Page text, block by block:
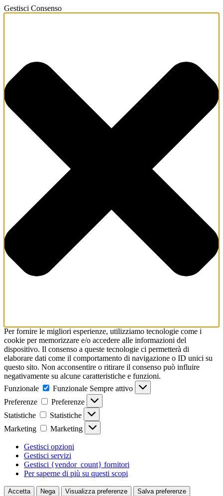
Gestisci Consenso
Per fornire le migliori esperienze, utilizziamo tecnologie come i
cookie per memorizzare e/o accedere alle informazioni del
dispositivo. Il consenso a queste tecnologie ci permetterà di
elaborare dati come il comportamento di navigazione o ID unici su
questo sito. Non acconsentire o ritirare il consenso può influire
negativamente su alcune caratteristiche e funzioni.
Funzionale
Funzionale Sempre attivo
Preferenze
Preferenze
Statistiche
Statistiche
Marketing
Marketing
Gestisci opzioni
Gestisci servizi
Gestisci {vendor_count} fornitori
Per saperne di più su questi scopi
Accetta Nega Visualizza preferenze Salva preferenze